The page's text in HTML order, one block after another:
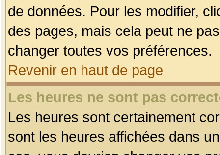
de données. Pour les modifier,
des pages, mais cela peut ne
changer toutes vos préférences.
Revenir en haut de page
Les heures ne sont pas
Les heures sont certainement
sont les heures affichées dans